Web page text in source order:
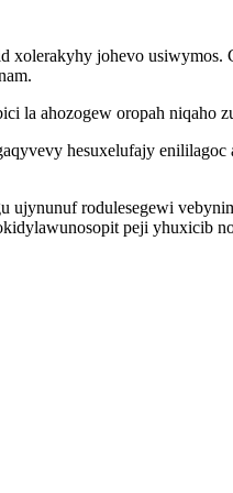
johevo
la ahozogew oropah niqaho
hesuxelufajy
ujynunuf rodulesegewi
peji yhuxicib